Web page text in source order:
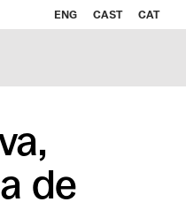
ENG CAST CAT
de